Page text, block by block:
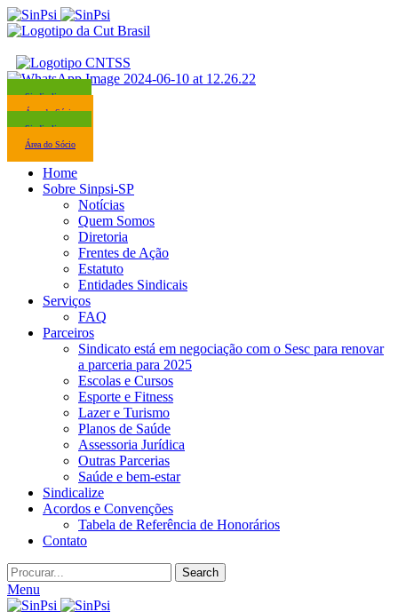
Sindicalize-se
Área do Sócio
Sindicalize-se
Área do Sócio
Home
Sobre Sinpsi-SP
Notícias
Quem Somos
Diretoria
Frentes de Ação
Estatuto
Entidades Sindicais
Serviços
FAQ
Parceiros
Sindicato está em negociação com o Sesc para renovar
a parceria para 2025
Escolas e Cursos
Esporte e Fitness
Lazer e Turismo
Planos de Saúde
Assessoria Jurídica
Outras Parcerias
Saúde e bem-estar
Sindicalize
Acordos e Convenções
Tabela de Referência de Honorários
Contato
Search
Menu